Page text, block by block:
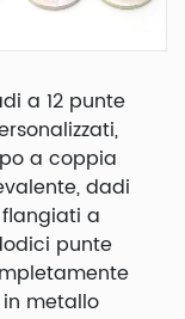
a 12 punte
a coppia
dadi
flangiati a
punte
in metallo